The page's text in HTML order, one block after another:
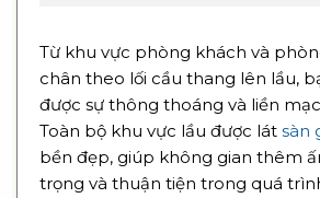
Từ khu vực phòng khách và
chân theo lối cầu thang lên lầu,
được sự thông thoáng và liền
Toàn bộ khu vực lầu được lát sàn
bền đẹp, giúp không gian thêm
trọng và thuận tiện trong quá